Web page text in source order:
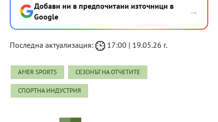
Добави ни в предпочитани източници в
Google
→
Последна актуализация: 17:00 | 19.05.26 г.
AMER SPORTS СЕЗОНЪТ НА ОТЧЕТИТЕ
СПОРТНА ИНДУСТРИЯ